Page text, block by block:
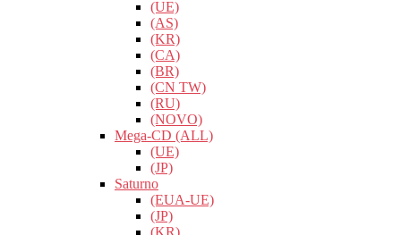
(UE)
(AS)
(KR)
(CA)
(BR)
(CN TW)
(RU)
(NOVO)
Mega-CD (ALL)
(UE)
(JP)
Saturno
(EUA-UE)
(JP)